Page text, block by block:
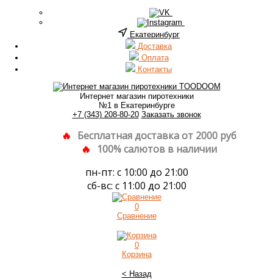
Екатеринбург
Доставка
Оплата
Контакты
Интернет магазин пиротехники
№1 в Екатеринбурге
+7 (343) 208-80-20 Заказать звонок
Бесплатная доставка от 2000 руб
100% салютов в наличии
пн-пт: с 10:00 до 21:00
сб-вс: с 11:00 до 21:00
0
Сравнение
0
Корзина
< Назад